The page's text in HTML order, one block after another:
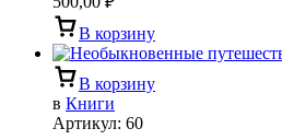
В корзину
В корзину
в Книги
Артикул: 60